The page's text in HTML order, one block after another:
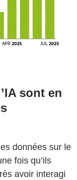
sont en
données sur le
fois qu’ils
avoir interagi